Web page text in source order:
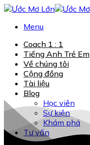
Chuyển
Menu
Coach 1 : 1
Tiếng Anh Trẻ Em
Về chúng tôi
Cộng đồng
Tài liệu
Blog
Học viên
Sự kiện
Khám phá
Tư vấn